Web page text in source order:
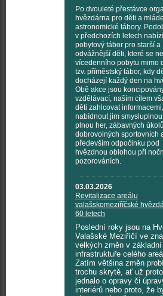
Po dvouleté přestávce
hvězdárna pro děti a
astronomické tábory.
v předchozích letech
pobytový tábor pro starší a
odvážnější děti, které se
vícedenního pobytu mimo
tzv. příměstský tábor, kdy
docházejí každý den na
Obě akce jsou
vzdělávací, naším cílem
děti zahlcovat
nabídnout jim
plnou her, zábavných úkolů,
dobrovolných sportovních
především odpočinku pod
hvězdnou oblohou při
pozorováních.
03.03.2026
Revitalizace areálu
valašskomeziříčské
60 letech
Poslední roky jsou na
Valašské Meziříčí ve
velkých změn v základní
infrastruktuře celého
Zatím většina změn
trochu skrytě, ať už
jednalo o opravy či
interiérů nebo proto, že